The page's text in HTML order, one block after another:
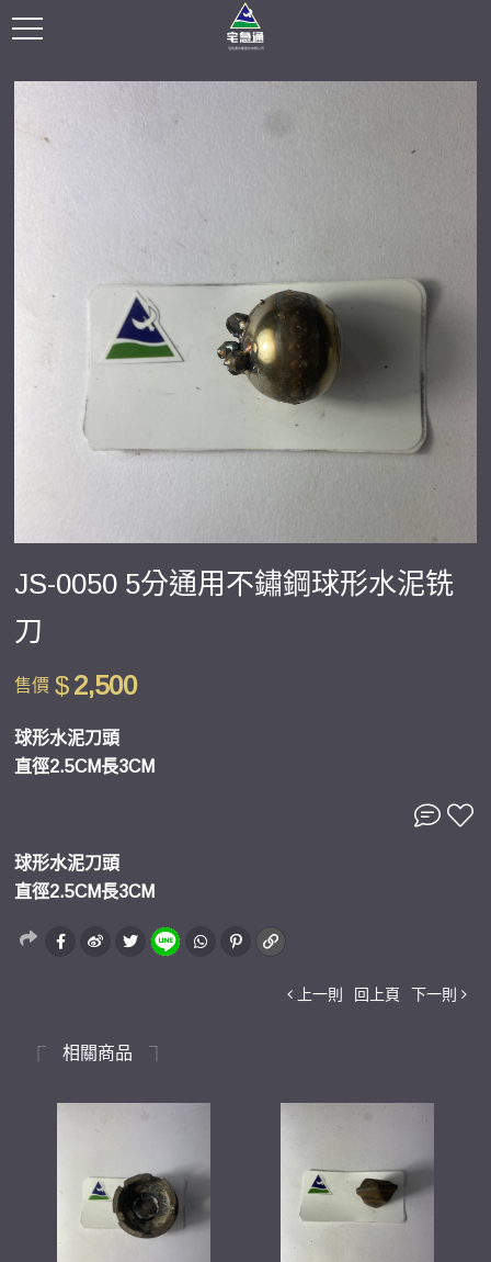
JS-0050 5分通用不鏽鋼球形水泥铣
刀
售價 $2,500
球形水泥刀頭
直徑2.5CM長3CM
球形水泥刀頭
直徑2.5CM長3CM
上一則 回上頁 下一則
相關商品